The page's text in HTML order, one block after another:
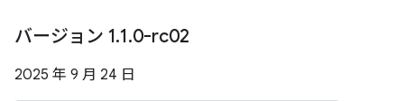
バージョン 1.1.0-rc02
2025 年 9 月 24 日